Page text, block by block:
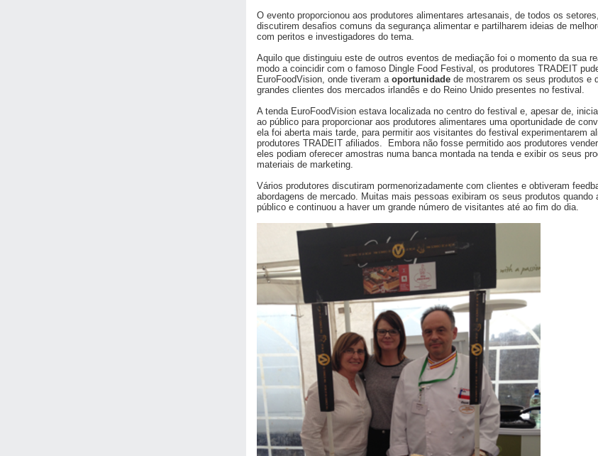
O evento proporcionou aos produtores alimentares artesanais, de todos os
discutirem desafios comuns da segurança alimentar e partilharem ideias de
com peritos e investigadores do tema.
Aquilo que distinguiu este de outros eventos de mediação foi o momento da sua
modo a coincidir com o famoso Dingle Food Festival, os produtores TRADEIT
EuroFoodVision, onde tiveram a oportunidade de mostrarem os seus produtos e
grandes clientes dos mercados irlandês e do Reino Unido presentes no festival.
A tenda EuroFoodVision estava localizada no centro do festival e, apesar de,
ao público para proporcionar aos produtores alimentares uma oportunidade de
ela foi aberta mais tarde, para permitir aos visitantes do festival experimentarem
produtores TRADEIT afiliados. Embora não fosse permitido aos produtores
eles podiam oferecer amostras numa banca montada na tenda e exibir os seus
materiais de marketing.
Vários produtores discutiram pormenorizadamente com clientes e obtiveram
abordagens de mercado. Muitas mais pessoas exibiram os seus produtos quando
público e continuou a haver um grande número de visitantes até ao fim do dia.